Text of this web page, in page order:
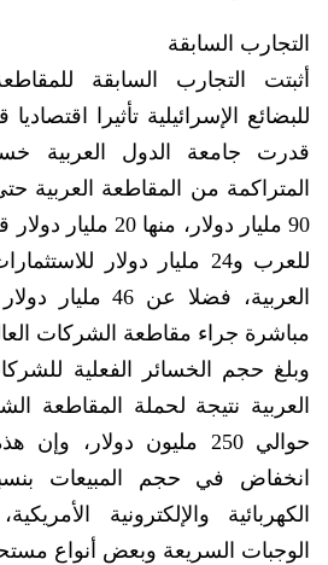
التجارب السابقة
أثبتت التجارب السابقة
للبضائع الإسرائيلية تأثيرا
قدرت جامعة الدول العربية
90 مليار دولار،
للعرب و24 مليار دولار
العربية، فضلا عن
مباشرة جراء مقاطعة الشركات
وبلغ حجم الخسائر الفعلية
حوالي 250 مليون دولار،
الوجبات السريعة وبعض أنواع